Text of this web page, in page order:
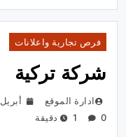
فرص تجارية واعلانات
شركة تركية
ادارة الموقع
أبريل 17, 2011
0
1 دقيقة